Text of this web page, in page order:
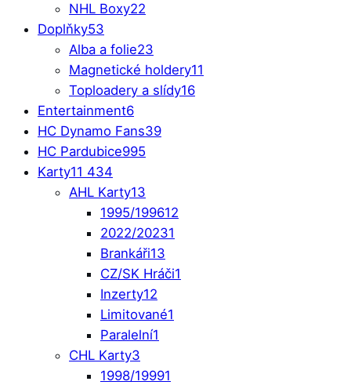
NHL Boxy22
Doplňky53
Alba a folie23
Magnetické holdery11
Toploadery a slídy16
Entertainment6
HC Dynamo Fans39
HC Pardubice995
Karty11 434
AHL Karty13
1995/199612
2022/20231
Brankáři13
CZ/SK Hráči1
Inzerty12
Limitované1
Paralelní1
CHL Karty3
1998/19991